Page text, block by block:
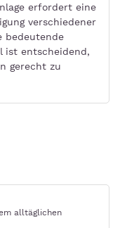
erfordert eine
verschiedener
bedeutende
ist entscheidend,
gerecht zu
alltäglichen